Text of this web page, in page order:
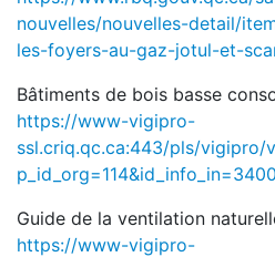
nouvelles/nouvelles-detail/
les-foyers-au-gaz-jotul-et-
Bâtiments de bois basse
https://www-vigipro-
ssl.criq.qc.ca:443/pls/vigipro/
Guide de la ventilation
https://www-vigipro-